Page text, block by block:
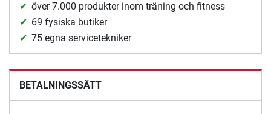
över 7.000 produkter inom träning och fitness
69 fysiska butiker
75 egna servicetekniker
BETALNINGSSÄTT